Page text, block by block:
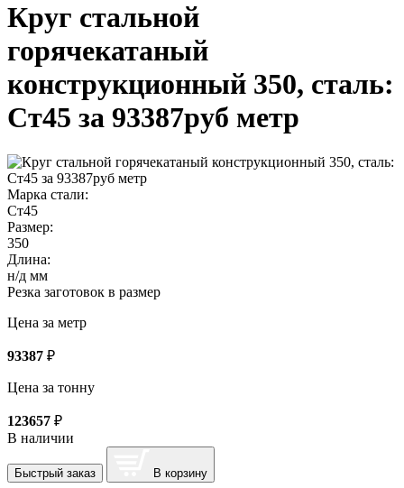
Круг стальной
горячекатаный
конструкционный 350, сталь:
Ст45 за 93387руб метр
Марка стали:
Ст45
Размер:
350
Длина:
н/д мм
Резка заготовок в размер
Цена за метр
93387 ₽
Цена за тонну
123657 ₽
В наличии
Быстрый заказ В корзину